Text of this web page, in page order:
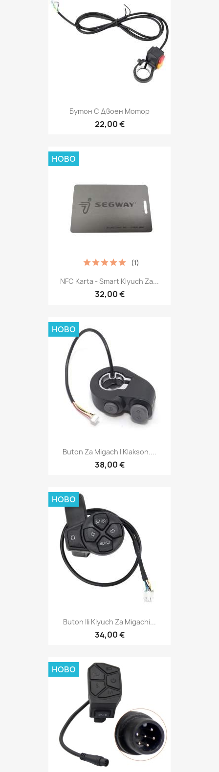
Бутон С Двоен Мотор
22,00 €
NFC Karta - Smart Klyuch Za...
32,00 €
(1)
НОВО
Buton Za Migach I Klakson....
38,00 €
НОВО
Buton Ili Klyuch Za Migachi...
34,00 €
НОВО
НОВО